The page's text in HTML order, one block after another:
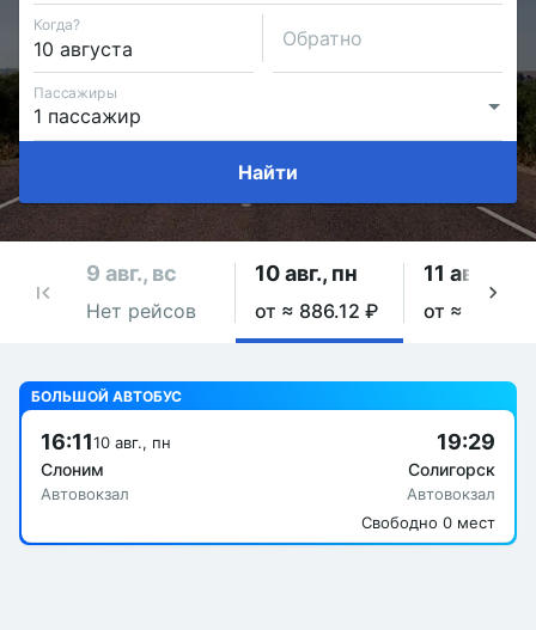
Когда?
Обратно
Пассажиры
Найти
9 авг., вс
Нет рейсов
10 авг., пн
от ≈ 886.12 ₽
11 авг., вт
от ≈ 886.12
БОЛЬШОЙ АВТОБУС
16:1110 авг., пн
Слоним
Автовокзал
19:29
Солигорск
Автовокзал
Свободно 0 мест